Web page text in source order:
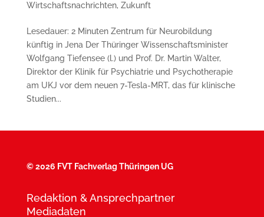
Wirtschaftsnachrichten, Zukunft
Lesedauer: 2 Minuten Zentrum für Neurobildung
künftig in Jena Der Thüringer Wissenschaftsminister
Wolfgang Tiefensee (l.) und Prof. Dr. Martin Walter,
Direktor der Klinik für Psychiatrie und Psychotherapie
am UKJ vor dem neuen 7-Tesla-MRT, das für klinische
Studien...
©2026 FVT Fachverlag Thüringen UG
Redaktion & Ansprechpartner
Mediadaten